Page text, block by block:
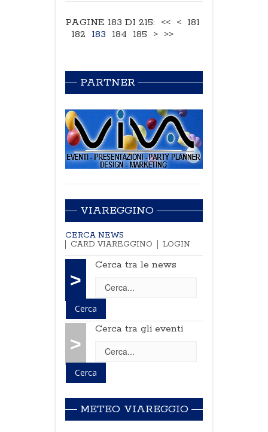
PAGINE 183 DI 215: << < 181
182 183 184 185 > >>
PARTNER
VIAREGGINO
CERCA NEWS
CARD VIAREGGINO
LOGIN
>
Cerca tra le news
>
Cerca tra gli eventi
METEO VIAREGGIO